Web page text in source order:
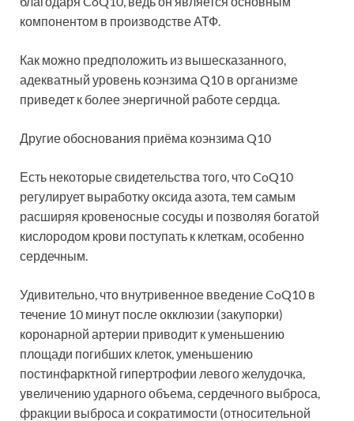
компонентом в производстве АТФ.
Как можно предположить из вышесказанного,
адекватный уровень коэнзима Q10 в организме
приведет к более энергичной работе сердца.
Другие обоснования приёма коэнзима Q10
Есть некоторые свидетельства того, что CoQ10
регулирует выработку оксида азота, тем самым
расширяя кровеносные сосуды и позволяя богатой
кислородом крови поступать к клеткам, особенно
сердечным.
Удивительно, что внутривенное введение CoQ10 в
течение 10 минут после окклюзии (закупорки)
коронарной артерии приводит к уменьшению
площади погибших клеток, уменьшению
постинфарктной гипертрофии левого желудочка,
увеличению ударного объема, сердечного выброса,
фракции выброса и сократимости (относительной